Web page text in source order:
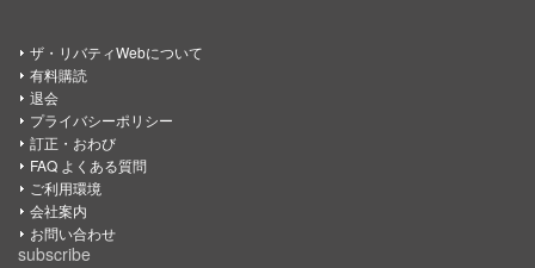
ザ・リバティWebについて
有料購読
退会
プライバシーポリシー
訂正・おわび
FAQ よくある質問
ご利用環境
会社案内
お問い合わせ
subscribe